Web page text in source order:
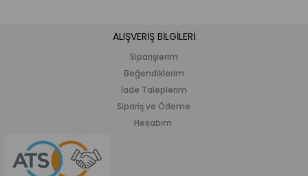
ALIŞVERİŞ BİLGİLERİ
Siparişlerim
Beğendiklerim
İade Taleplerim
Sipariş ve Ödeme
Hesabım